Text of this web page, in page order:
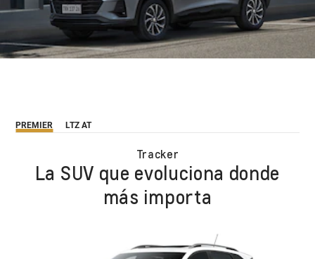
PREMIER LTZ AT
Tracker
La SUV que evoluciona donde
más importa